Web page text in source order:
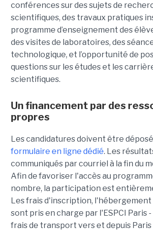
conférences sur des sujets de
scientifiques, des travaux pratiques
programme d’enseignement des
des visites de laboratoires, des
technologique, et l’opportunité de
questions sur les études et les
scientifiques.
Un financement par des
propres
Les candidatures doivent être
formulaire en ligne dédié. Les
communiqués par courriel à la fin du
Afin de favoriser l'accès au
nombre, la participation est
Les frais d'inscription, l'hébergement
sont pris en charge par l'ESPCI Paris -
frais de transport vers et depuis